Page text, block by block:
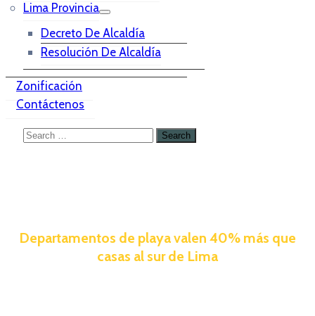
Lima Provincia
Decreto De Alcaldía
Resolución De Alcaldía
Zonificación
Contáctenos
Departamentos de playa valen 40% más que
casas al sur de Lima